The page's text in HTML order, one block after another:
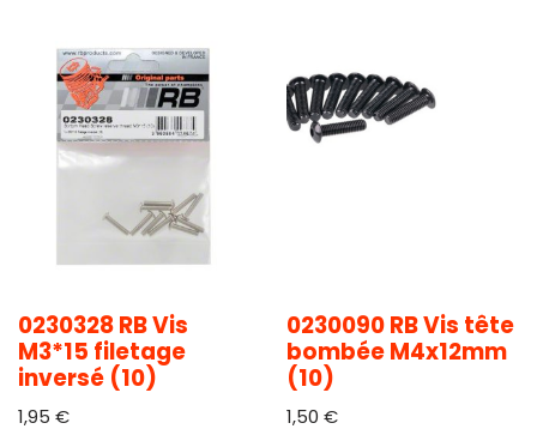
0230328 RB Vis
M3*15 filetage
inversé (10)
1,95 €
0230090 RB Vis tête
bombée M4x12mm
(10)
1,50 €